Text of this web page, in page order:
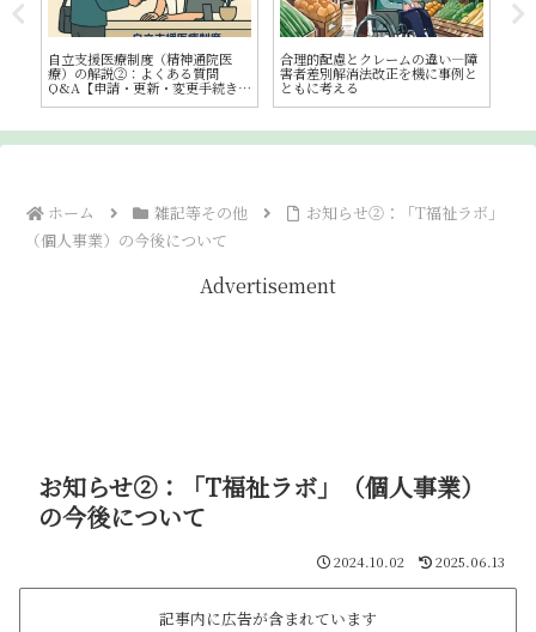
自立支援医療制度（精神通院医
療）の解説②：よくある質問
Q&A【申請・更新・変更手続きま
合理的配慮とクレームの違い―障
害者差別解消法改正を機に事例と
ともに考える
ホーム 雑記等その他
お知らせ②：「T福祉ラボ」
（個人事業）の今後について
Advertisement
お知らせ②：「T福祉ラボ」（個人事業）
の今後について
2024.10.02 2025.06.13
記事内に広告が含まれています